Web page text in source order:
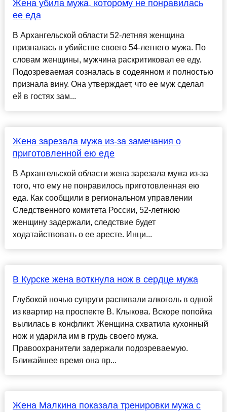
Жена убила мужа, которому не понравилась
ее еда
В Архангельской области 52-летняя женщина
призналась в убийстве своего 54-летнего мужа. По
словам женщины, мужчина раскритиковал ее еду.
Подозреваемая созналась в содеянном и полностью
признала вину. Она утверждает, что ее муж сделал
ей в гостях зам...
Жена зарезала мужа из-за замечания о
приготовленной ею еде
В Архангельской области жена зарезала мужа из-за
того, что ему не понравилось приготовленная ею
еда. Как сообщили в региональном управлении
Следственного комитета России, 52-летнюю
женщину задержали, следствие будет
ходатайствовать о ее аресте. Инци...
В Курске жена воткнула нож в сердце мужа
Глубокой ночью супруги распивали алкоголь в одной
из квартир на проспекте В. Клыкова. Вскоре попойка
вылилась в конфликт. Женщина схватила кухонный
нож и ударила им в грудь своего мужа.
Правоохранители задержали подозреваемую.
Ближайшее время она пр...
Жена Малкина показала тренировки мужа с